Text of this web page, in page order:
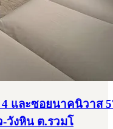
และซอยนาคนิวาส
วังหิน ต.รวมโ